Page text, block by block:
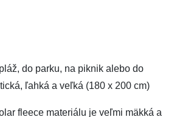
do parku, na piknik alebo do
ľahká a veľká (180 x 200 cm)
fleece materiálu je veľmi mäkká a